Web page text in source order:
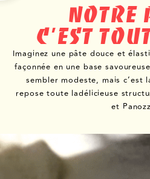
NOTRE
C’EST
Imaginez une pâte douce et
façonnée en une base
sembler modeste, mais c’est
repose toute ladélicieuse
et